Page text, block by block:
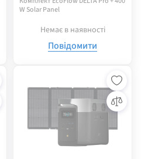
W Solar Panel
Немає в наявності
Повідомити